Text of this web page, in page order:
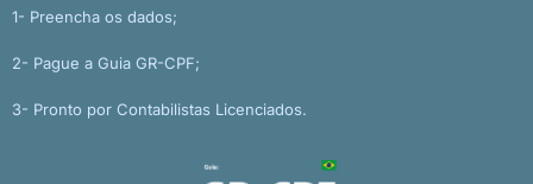
1- Preencha os dados;
2- Pague a Guia GR-CPF;
3- Pronto por Contabilistas Licenciados.